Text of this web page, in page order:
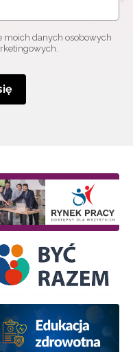
danych osobowych